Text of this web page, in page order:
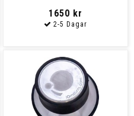
1650 kr